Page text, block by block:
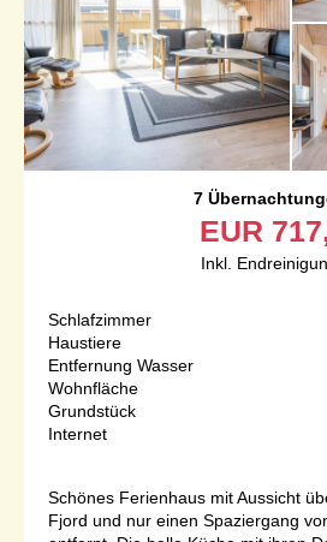
7
EUR
Inkl.
Schlafzimmer
Haustiere
Entfernung Wasser
Wohnfläche
Grundstück
Internet
Schönes Ferienhaus mit Aussicht
Fjord und nur einen Spaziergang